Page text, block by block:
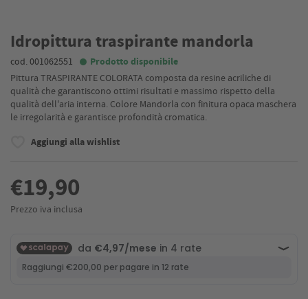
Idropittura traspirante mandorla
cod. 001062551 Prodotto disponibile
Pittura TRASPIRANTE COLORATA composta da resine acriliche di
qualità che garantiscono ottimi risultati e massimo rispetto della
qualità dell'aria interna. Colore Mandorla con finitura opaca maschera
le irregolarità e garantisce profondità cromatica.
Aggiungi alla wishlist
€19,90
Prezzo iva inclusa